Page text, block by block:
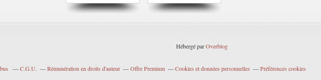
Hébergé parOverblog
C.G.U. Rémunération en droits d'auteur Offre Premium Cookies et données personnelles Préférences cookies